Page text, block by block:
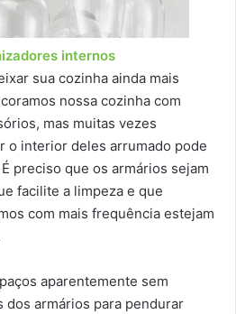
internos
sua cozinha ainda mais
nossa cozinha com
mas muitas vezes
o interior deles arrumado pode
preciso que os armários sejam
facilite a limpeza e que
com mais frequência estejam
aparentemente sem
dos armários para pendurar